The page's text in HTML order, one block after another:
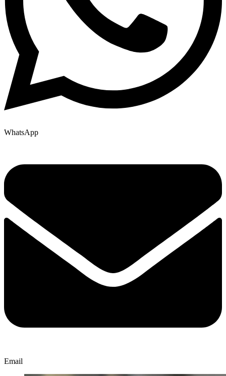
WhatsApp
Email